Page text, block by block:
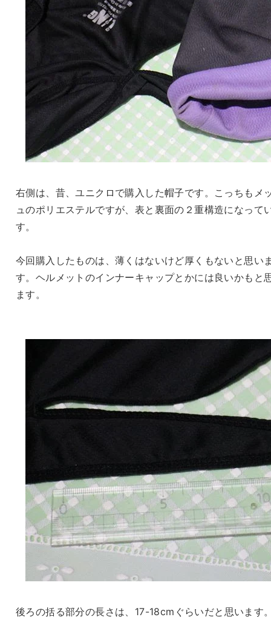
右側は、昔、ユニクロで購入した帽子です。こっちもメ
ュのポリエステルですが、表と裏面の２重構造になって
す。
今回購入したものは、薄くはないけど厚くもないと思い
す。ヘルメットのインナーキャップとかには良いかもと
ます。
後ろの括る部分の長さは、17-18cmぐらいだと思います